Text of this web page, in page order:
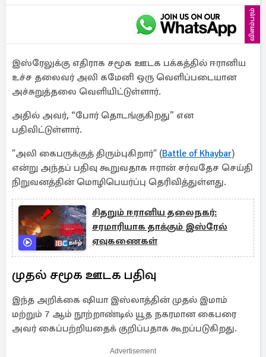
விளம்பரம்
இஸ்ரேலுக்கு எதிராக சமூக ஊடக பக்கத்தில் ஈரானிய
உச்ச தலைவர் அலி கமேனி ஒரு வெளிப்படையான
அச்சுறுத்தலை வெளியிட்டுள்ளார்.
அதில் அவர், “போர் தொடங்குகிறது” என
பதிவிட்டுள்ளார்.
"அலி கைபருக்குத் திரும்புகிறார்" (Battle of Khaybar)
என்று அந்தப் பதிவு கூறுவதாக ஈரான் சர்வதேச செய்தி
நிறுவனத்தின் மொழிபெயர்ப்பு தெரிவித்துள்ளது.
சிதறும் ஈரானிய தலைநகர்:
சரமாரியாக தாக்கும் இஸ்ரேல்
ஏவுகணைகள்
முதல் சமூக ஊடக பதிவு
இந்த அறிக்கை ஷியா இஸ்லாத்தின் முதல் இமாம்
மற்றும் 7 ஆம் நூற்றாண்டில் யூத நகரமான கைபரை
அவர் கைப்பற்றியதைக் குறிப்பதாக கூறப்படுகிறது.
Advertisement